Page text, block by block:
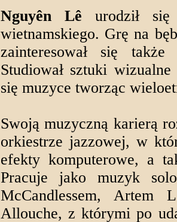
Nguyên Lê urodził
wietnamskiego. Grę na
zainteresował się
Studiował sztuki
się muzyce tworząc
Swoją muzyczną karierą
orkiestrze jazzowej, w
efekty komputerowe, a
Pracuje jako muzyk
McCandlessem, Artem
Allouche, z którymi po